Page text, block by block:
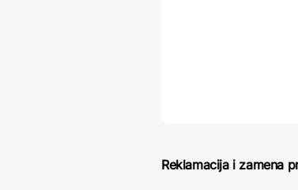
Reklamacija i zamena